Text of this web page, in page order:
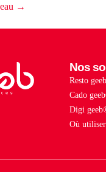
→
Nos
Resto
Cado
Digi
Où utiliser